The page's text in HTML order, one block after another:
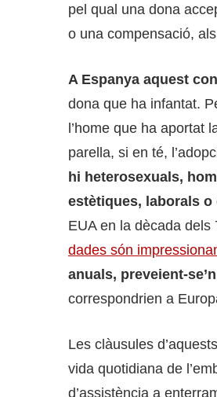
pel qual una dona
o una compensació,
A Espanya aquest
dona que ha infantat.
l’home que ha aportat
parella, si en té,
hi heterosexuals,
estètiques, laborals
EUA en la dècada
dades són
anuals, preveient-
correspondrien a
Les clàusules
vida quotidiana de
d’assistència a